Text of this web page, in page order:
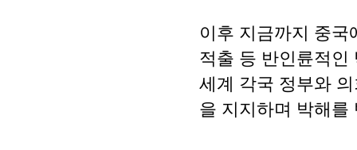
이후 지금까지 중
적출 등 반인륜적인
세계 각국 정부와
을 지지하며 박해를